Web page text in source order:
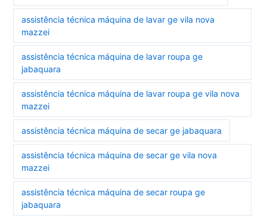
assistência técnica máquina de lavar ge vila nova
mazzei
assistência técnica máquina de lavar roupa ge
jabaquara
assistência técnica máquina de lavar roupa ge vila nova
mazzei
assistência técnica máquina de secar ge jabaquara
assistência técnica máquina de secar ge vila nova
mazzei
assistência técnica máquina de secar roupa ge
jabaquara